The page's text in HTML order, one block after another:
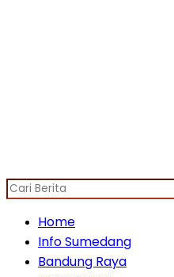
Home
Info Sumedang
Bandung Raya